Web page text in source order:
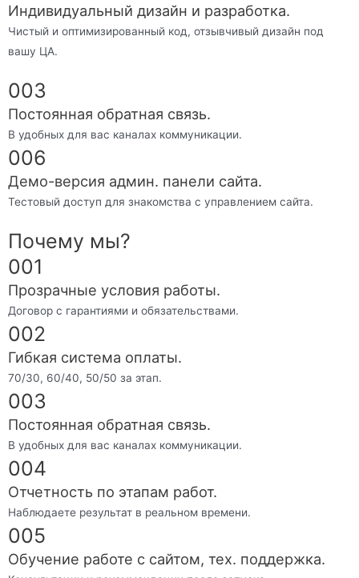
Индивидуальный дизайн и разработка.
Чистый и оптимизированный код, отзывчивый дизайн под
вашу ЦА.
003
Постоянная обратная связь.
В удобных для вас каналах коммуникации.
006
Демо-версия админ. панели сайта.
Тестовый доступ для знакомства с управлением сайта.
Почему мы?
001
Прозрачные условия работы.
Договор с гарантиями и обязательствами.
002
Гибкая система оплаты.
70/30, 60/40, 50/50 за этап.
003
Постоянная обратная связь.
В удобных для вас каналах коммуникации.
004
Отчетность по этапам работ.
Наблюдаете результат в реальном времени.
005
Обучение работе с сайтом, тех. поддержка.